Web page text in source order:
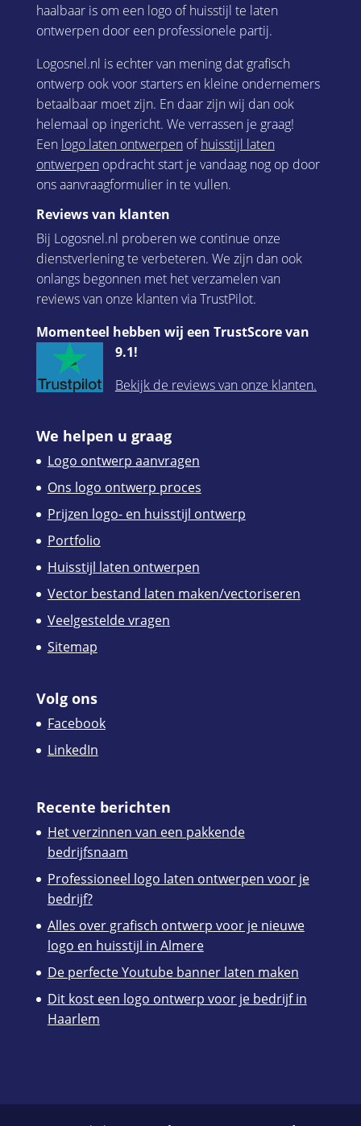
haalbaar is om een logo of huisstijl te laten
ontwerpen door een professionele partij.
Logosnel.nl is echter van mening dat grafisch
ontwerp ook voor starters en kleine ondernemers
betaalbaar moet zijn. En daar zijn wij dan ook
helemaal op ingericht. We verrassen je graag!
Een logo laten ontwerpenofhuisstijl laten
ontwerpenopdracht start je vandaag nog op door
ons aanvraagformulier in te vullen.
Reviews van klanten
Bij Logosnel.nl proberen we continue onze
dienstverlening te verbeteren. We zijn dan ook
onlangs begonnen met het verzamelen van
reviews van onze klanten via TrustPilot.
Momenteel hebben wij een TrustScore van
9.1!
Bekijk de reviews van onze klanten.
We helpen u graag
Logo ontwerp aanvragen
Ons logo ontwerp proces
Prijzen logo- en huisstijl ontwerp
Portfolio
Huisstijl laten ontwerpen
Vector bestand laten maken/vectoriseren
Veelgestelde vragen
Sitemap
Volg ons
Facebook
LinkedIn
Recente berichten
Het verzinnen van een pakkende
bedrijfsnaam
Professioneel logo laten ontwerpen voor je
bedrijf?
Alles over grafisch ontwerp voor je nieuwe
logo en huisstijl in Almere
De perfecte Youtube banner laten maken
Dit kost een logo ontwerp voor je bedrijf in
Haarlem